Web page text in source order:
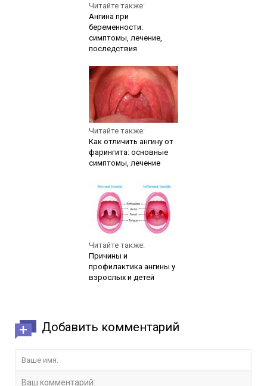
Читайте также:
Ангина при
беременности:
симптомы, лечение,
последствия
Читайте также:
Как отличить ангину от
фарингита: основные
симптомы, лечение
Читайте также:
Причины и
профилактика ангины у
взрослых и детей
Добавить комментарий